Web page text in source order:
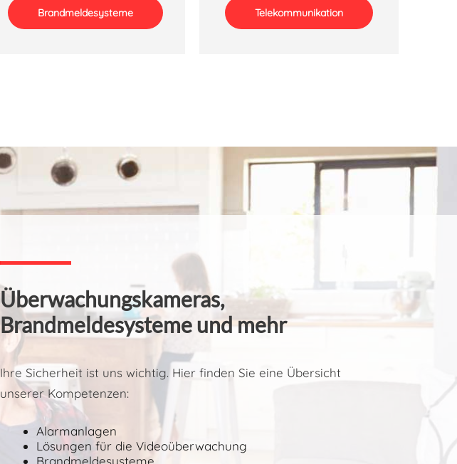
Brandmeldesysteme Telekommunikation
Überwachungskameras,
Brandmeldesysteme und mehr
Ihre Sicherheit ist uns wichtig. Hier finden Sie eine Übersicht
unserer Kompetenzen:
Alarmanlagen
Lösungen für die Videoüberwachung
Brandmeldesysteme